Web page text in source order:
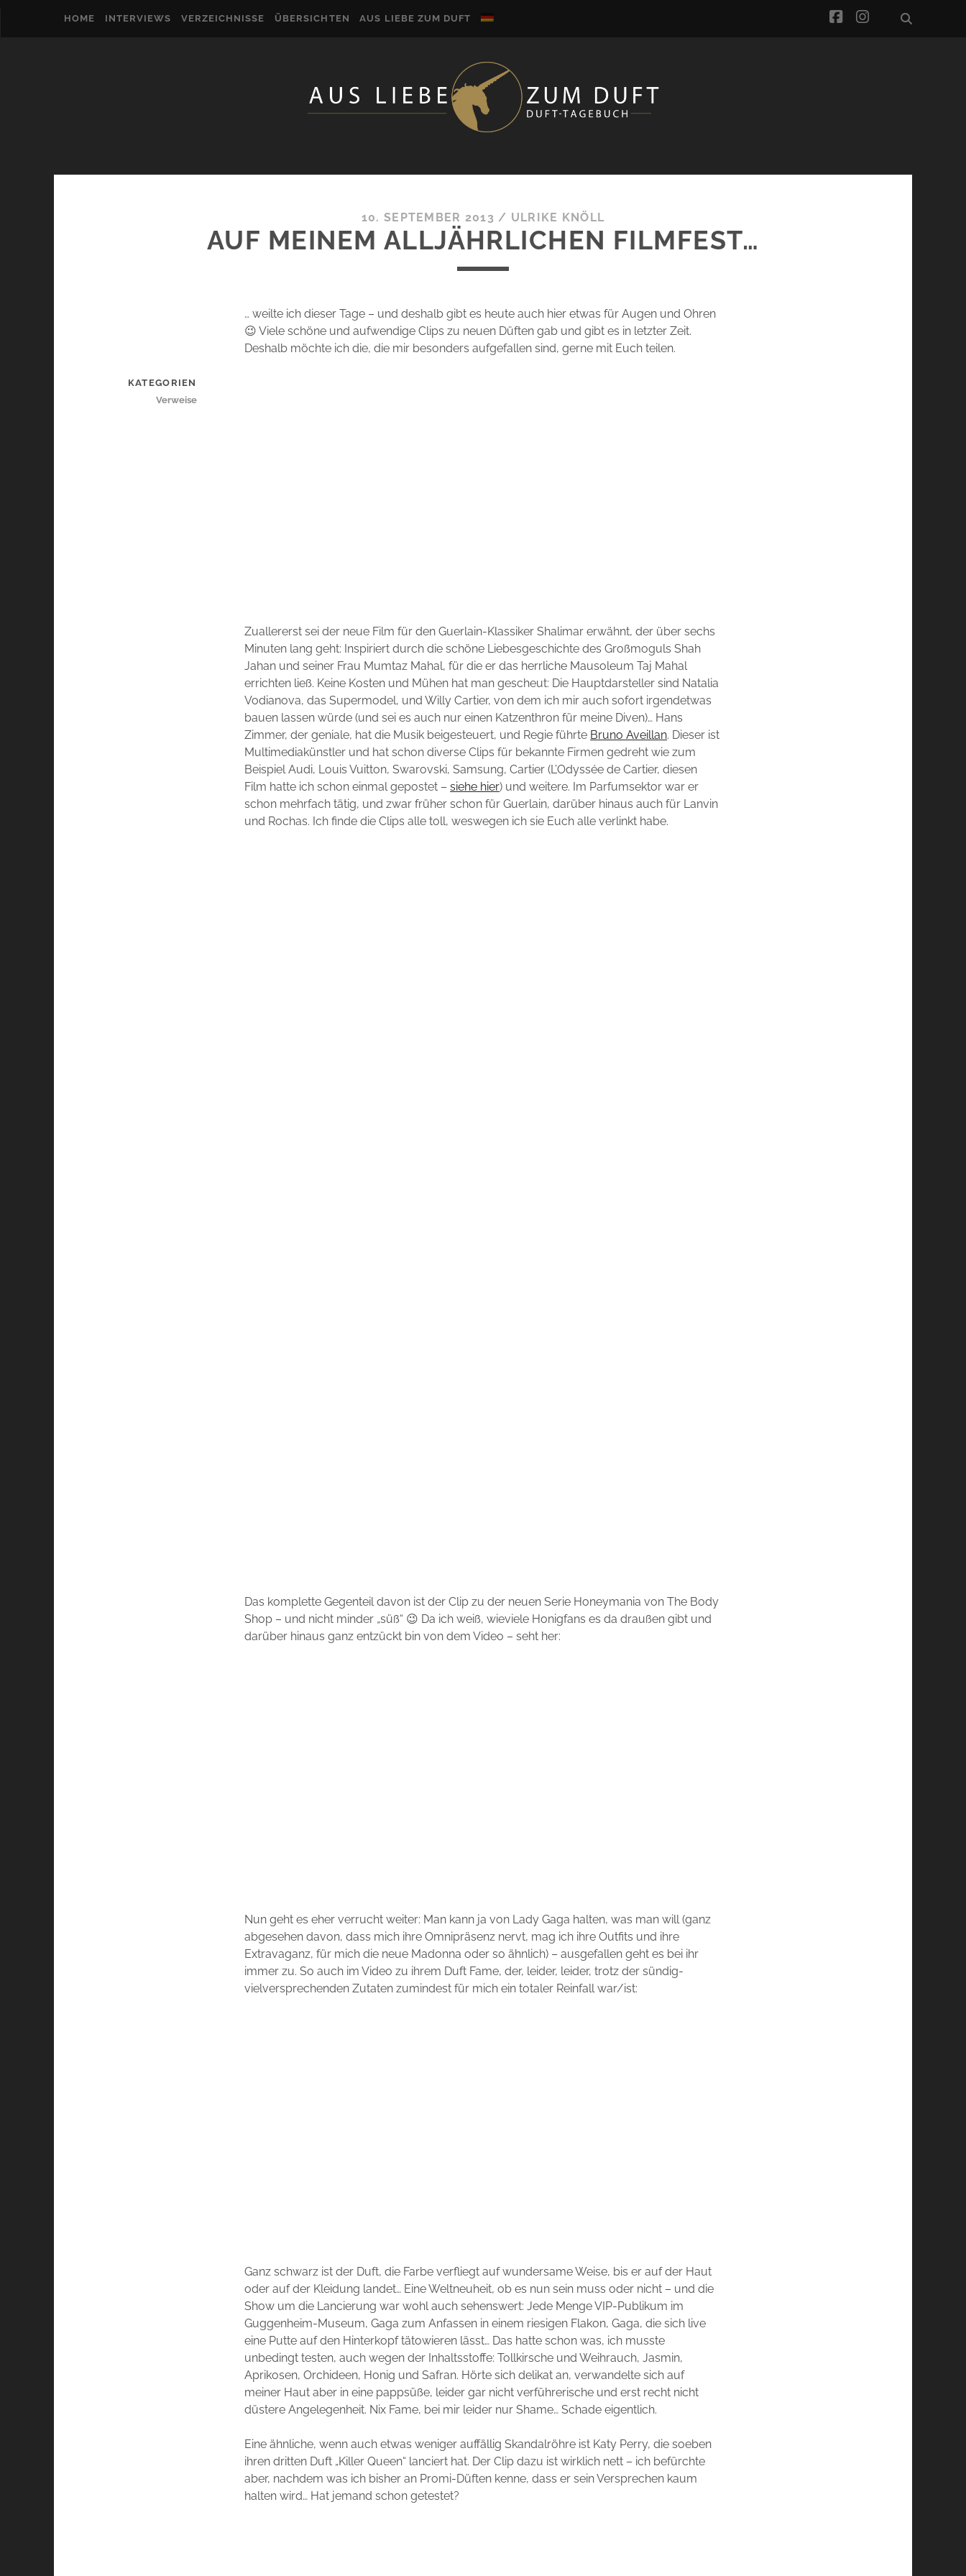
HOME INTERVIEWS VERZEICHNISSE ÜBERSICHTEN AUS LIEBE ZUM DUFT facebook
instagram
10. SEPTEMBER 2013 / ULRIKE KNÖLL
AUF MEINEM ALLJÄHRLICHEN FILMFEST…
… weilte ich dieser Tage – und deshalb gibt es heute auch hier etwas für Augen und Ohren
😉 Viele schöne und aufwendige Clips zu neuen Düften gab und gibt es in letzter Zeit.
Deshalb möchte ich die, die mir besonders aufgefallen sind, gerne mit Euch teilen.
Zuallererst sei der neue Film für den Guerlain-Klassiker Shalimar erwähnt, der über sechs
Minuten lang geht: Inspiriert durch die schöne Liebesgeschichte des Großmoguls Shah
Jahan und seiner Frau Mumtaz Mahal, für die er das herrliche Mausoleum Taj Mahal
errichten ließ. Keine Kosten und Mühen hat man gescheut: Die Hauptdarsteller sind Natalia
Vodianova, das Supermodel, und Willy Cartier, von dem ich mir auch sofort irgendetwas
bauen lassen würde (und sei es auch nur einen Katzenthron für meine Diven)… Hans
Zimmer, der geniale, hat die Musik beigesteuert, und Regie führte Bruno Aveillan. Dieser ist
Multimediakünstler und hat schon diverse Clips für bekannte Firmen gedreht wie zum
Beispiel Audi, Louis Vuitton, Swarovski, Samsung, Cartier (L’Odyssée de Cartier, diesen
Film hatte ich schon einmal gepostet –siehe hier) und weitere. Im Parfumsektor war er
schon mehrfach tätig, und zwar früher schon für Guerlain, darüber hinaus auch für Lanvin
und Rochas. Ich finde die Clips alle toll, weswegen ich sie Euch alle verlinkt habe.
Das komplette Gegenteil davon ist der Clip zu der neuen Serie Honeymania von The Body
Shop – und nicht minder „süß“ 😉 Da ich weiß, wieviele Honigfans es da draußen gibt und
darüber hinaus ganz entzückt bin von dem Video – seht her:
Nun geht es eher verrucht weiter: Man kann ja von Lady Gaga halten, was man will (ganz
abgesehen davon, dass mich ihre Omnipräsenz nervt, mag ich ihre Outfits und ihre
Extravaganz, für mich die neue Madonna oder so ähnlich) – ausgefallen geht es bei ihr
immer zu. So auch im Video zu ihrem Duft Fame, der, leider, leider, trotz der sündig-
vielversprechenden Zutaten zumindest für mich ein totaler Reinfall war/ist:
Ganz schwarz ist der Duft, die Farbe verfliegt auf wundersame Weise, bis er auf der Haut
oder auf der Kleidung landet… Eine Weltneuheit, ob es nun sein muss oder nicht – und die
Show um die Lancierung war wohl auch sehenswert: Jede Menge VIP-Publikum im
Guggenheim-Museum, Gaga zum Anfassen in einem riesigen Flakon, Gaga, die sich live
eine Putte auf den Hinterkopf tätowieren lässt… Das hatte schon was, ich musste
unbedingt testen, auch wegen der Inhaltsstoffe: Tollkirsche und Weihrauch, Jasmin,
Aprikosen, Orchideen, Honig und Safran. Hörte sich delikat an, verwandelte sich auf
meiner Haut aber in eine pappsüße, leider gar nicht verführerische und erst recht nicht
düstere Angelegenheit. Nix Fame, bei mir leider nur Shame… Schade eigentlich.
Eine ähnliche, wenn auch etwas weniger auffällig Skandalröhre ist Katy Perry, die soeben
ihren dritten Duft „Killer Queen“ lanciert hat. Der Clip dazu ist wirklich nett – ich befürchte
aber, nachdem was ich bisher an Promi-Düften kenne, dass er sein Versprechen kaum
halten wird… Hat jemand schon getestet?
KATEGORIEN
Verweise